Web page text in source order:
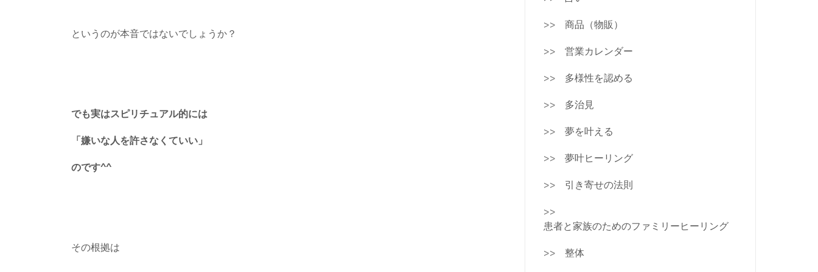
というのが本音ではないでしょうか？
でも実はスピリチュアル的には
「嫌いな人を許さなくていい」
のです^^
その根拠は
商品（物販）
営業カレンダー
多様性を認める
多治見
夢を叶える
夢叶ヒーリング
引き寄せの法則
患者と家族のためのファミリーヒーリング
整体